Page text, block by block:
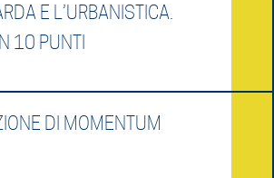
E L’URBANISTICA.
10 PUNTI
DI MOMENTUM